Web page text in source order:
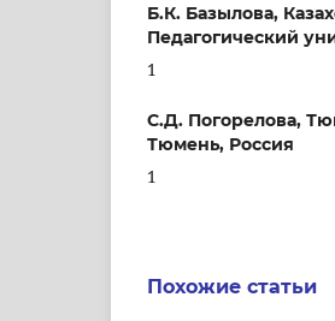
Б.К. Базылова,
Педагогический
1
С.Д. Погорелова,
Тюмень, Россия
1
Похожие статьи